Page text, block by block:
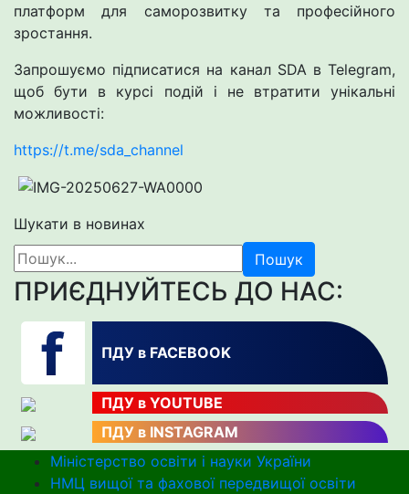
платформ для саморозвитку та професійного
зростання.
Запрошуємо підписатися на канал SDA в Telegram,
щоб бути в курсі подій і не втратити унікальні
можливості:
https://t.me/sda_channel
Шукати в новинах
Пошук
ПРИЄДНУЙТЕСЬ ДО НАС:
ПДУ в FACEBOOK
ПДУ в YOUTUBE
ПДУ в INSTAGRAM
Міністерство освіти і науки України
НМЦ вищої та фахової передвищої освіти